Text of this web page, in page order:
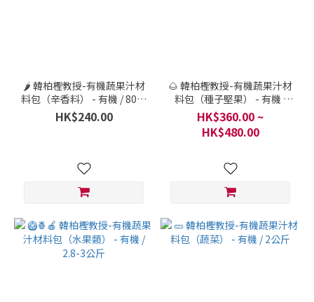
🌶 韓柏檉教授-有機蔬果汁材
料包（辛香料） - 有機 / 800-
900克
HK$240.00
🌰 韓柏檉教授-有機蔬果汁材
料包（種子堅果） - 有機 /
800-900克
HK$360.00 ~
HK$480.00